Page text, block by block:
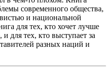
современного общества,
и национальной
для тех, кто хочет лучше
для тех, кто выступает за
разных наций и